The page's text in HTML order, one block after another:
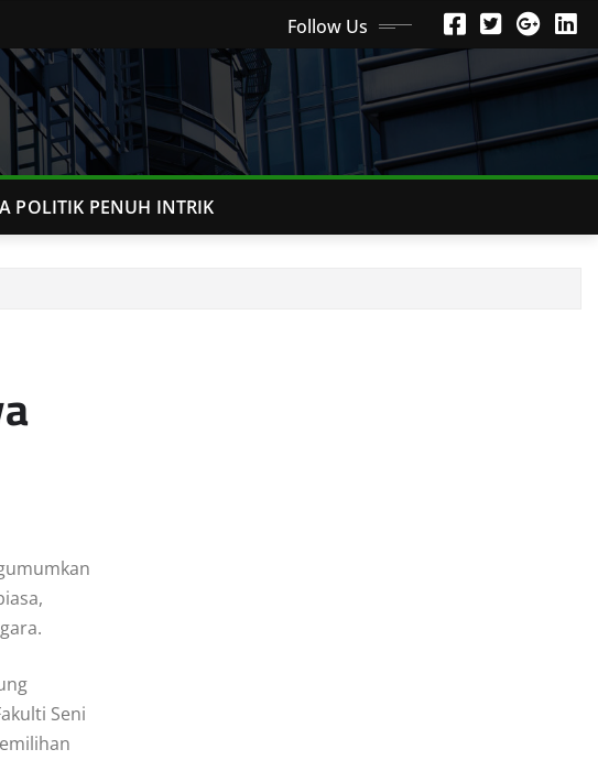
Follow Us
POLITIK PENUH INTRIK
Seni